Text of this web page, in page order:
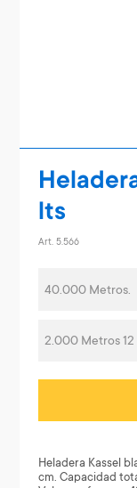
lts
Art. 5.566
40.000 Metros.
2.000 Metros
Heladera Kassel
cm. Capacidad